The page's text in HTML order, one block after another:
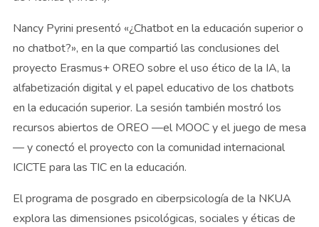
Nancy Pyrini presentó «¿Chatbot en la educación superior o
no chatbot?», en la que compartió las conclusiones del
proyecto Erasmus+ OREO sobre el uso ético de la IA, la
alfabetización digital y el papel educativo de los chatbots
en la educación superior. La sesión también mostró los
recursos abiertos de OREO —el MOOC y el juego de mesa
— y conectó el proyecto con la comunidad internacional
ICICTE para las TIC en la educación.
El programa de posgrado en ciberpsicología de la NKUA
explora las dimensiones psicológicas, sociales y éticas de